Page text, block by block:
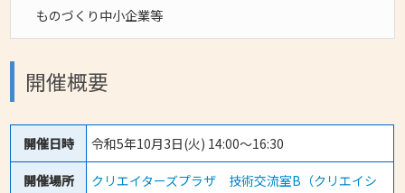
ものづくり中小企業等
開催概要
開催日時 令和5年10月3日(火) 14:00～16:30
開催場所
クリエイターズプラザ 技術交流室B（クリエイシ